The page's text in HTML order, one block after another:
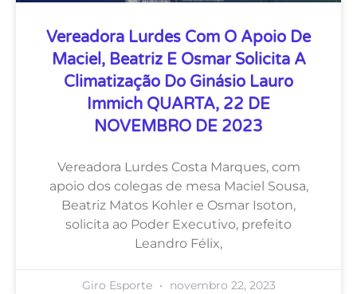
Vereadora Lurdes Com O Apoio De
Maciel, Beatriz E Osmar Solicita A
Climatização Do Ginásio Lauro
Immich QUARTA, 22 DE
NOVEMBRO DE 2023
Vereadora Lurdes Costa Marques, com
apoio dos colegas de mesa Maciel Sousa,
Beatriz Matos Kohler e Osmar Isoton,
solicita ao Poder Executivo, prefeito
Leandro Félix,
Giro Esporte novembro 22, 2023